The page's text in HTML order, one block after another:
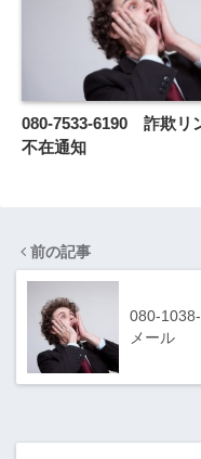
080-7533-6190 詐欺リ
不在通知
前の記事
080-
メール